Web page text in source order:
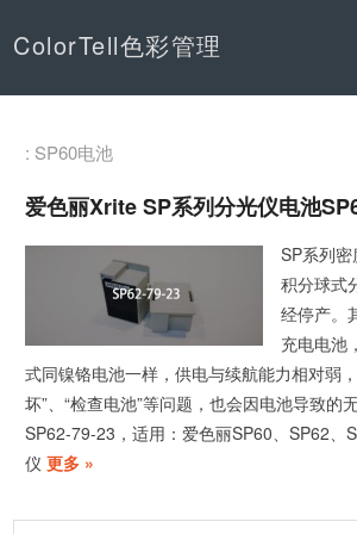
ColorTell色彩管理
: SP60电池
爱色丽Xrite SP系列分光仪电池
SP系列
积分球式
经停产。
充电电池
式同镍铬电池一样，供电与续航能力相对弱
坏”、“检查电池”等问题，也会因电池导致的
SP62-79-23，适用：爱色丽SP60、SP62、
仪 更多 »